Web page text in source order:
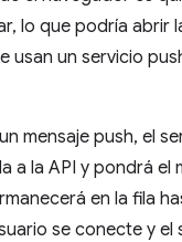
lo que podría abrir
usan un servicio
mensaje push, el
a la API y pondrá el
en la fila
se conecte y el